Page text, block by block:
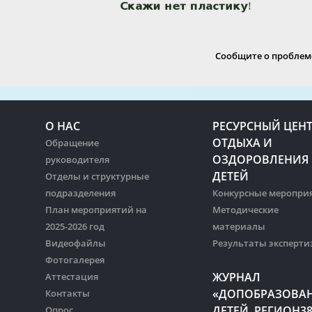
Сообщите о
О НАС
Обращение
руководителя
Отделы и структурные
подразделения
План мероприятий на
2025-2026 год
Видеофайлы
Фотогалерея
Аттестация
Контакты
РЕСУРСНЫЙ
ОТДЫХА И
ОЗДОРОВЛЕНИЯ
ДЕТЕЙ
Конкурсные
Методические
материалы
Результаты
ЖУРНАЛ